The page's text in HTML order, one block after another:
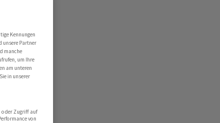
Kennungen
unsere Partner
manche
um Ihre
am unteren
in unserer
oder Zugriff auf
von